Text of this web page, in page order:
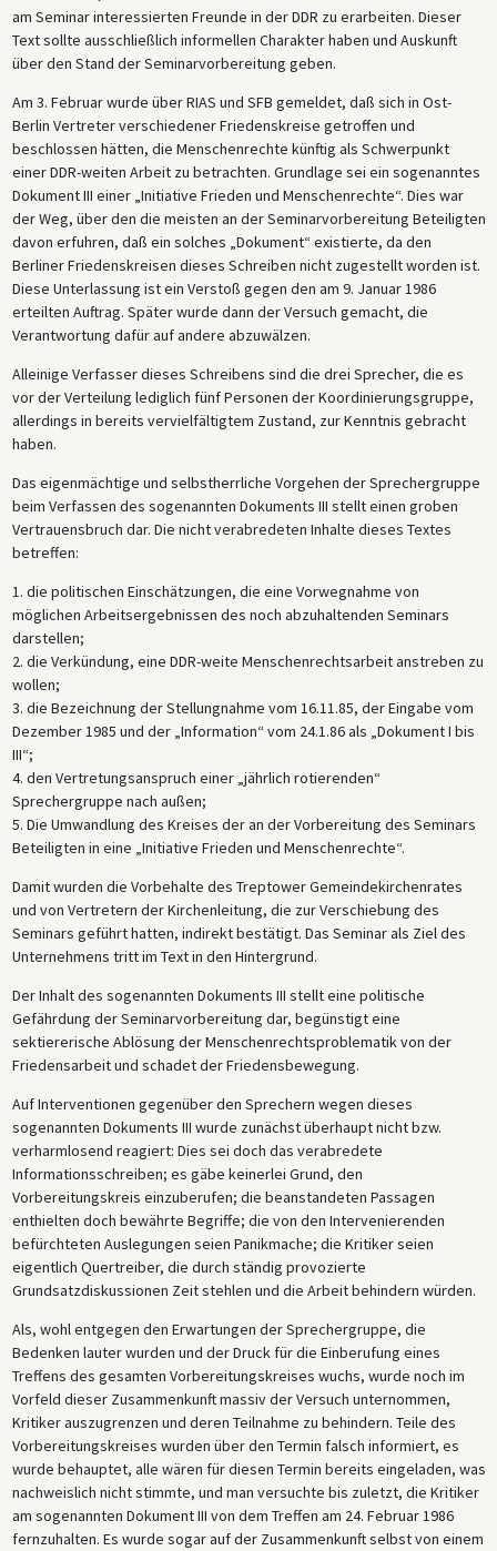
am Seminar interessierten Freunde in der DDR zu erarbeiten. Dieser
Text sollte ausschließlich informellen Charakter haben und Auskunft
über den Stand der Seminarvorbereitung geben.
Am 3. Februar wurde über RIAS und SFB gemeldet, daß sich in Ost-
Berlin Vertreter verschiedener Friedenskreise getroffen und
beschlossen hätten, die Menschenrechte künftig als Schwerpunkt
einer DDR-weiten Arbeit zu betrachten. Grundlage sei ein sogenanntes
Dokument III einer „Initiative Frieden und Menschenrechte“. Dies war
der Weg, über den die meisten an der Seminarvorbereitung Beteiligten
davon erfuhren, daß ein solches „Dokument“ existierte, da den
Berliner Friedenskreisen dieses Schreiben nicht zugestellt worden ist.
Diese Unterlassung ist ein Verstoß gegen den am 9. Januar 1986
erteilten Auftrag. Später wurde dann der Versuch gemacht, die
Verantwortung dafür auf andere abzuwälzen.
Alleinige Verfasser dieses Schreibens sind die drei Sprecher, die es
vor der Verteilung lediglich fünf Personen der Koordinierungsgruppe,
allerdings in bereits vervielfältigtem Zustand, zur Kenntnis gebracht
haben.
Das eigenmächtige und selbstherrliche Vorgehen der Sprechergruppe
beim Verfassen des sogenannten Dokuments III stellt einen groben
Vertrauensbruch dar. Die nicht verabredeten Inhalte dieses Textes
betreffen:
1. die politischen Einschätzungen, die eine Vorwegnahme von
möglichen Arbeitsergebnissen des noch abzuhaltenden Seminars
darstellen;
2. die Verkündung, eine DDR-weite Menschenrechtsarbeit anstreben zu
wollen;
3. die Bezeichnung der Stellungnahme vom 16.11.85, der Eingabe vom
Dezember 1985 und der „Information“ vom 24.1.86 als „Dokument I bis
III“;
4. den Vertretungsanspruch einer „jährlich rotierenden“
Sprechergruppe nach außen;
5. Die Umwandlung des Kreises der an der Vorbereitung des Seminars
Beteiligten in eine „Initiative Frieden und Menschenrechte“.
Damit wurden die Vorbehalte des Treptower Gemeindekirchenrates
und von Vertretern der Kirchenleitung, die zur Verschiebung des
Seminars geführt hatten, indirekt bestätigt. Das Seminar als Ziel des
Unternehmens tritt im Text in den Hintergrund.
Der Inhalt des sogenannten Dokuments III stellt eine politische
Gefährdung der Seminarvorbereitung dar, begünstigt eine
sektiererische Ablösung der Menschenrechtsproblematik von der
Friedensarbeit und schadet der Friedensbewegung.
Auf Interventionen gegenüber den Sprechern wegen dieses
sogenannten Dokuments III wurde zunächst überhaupt nicht bzw.
verharmlosend reagiert: Dies sei doch das verabredete
Informationsschreiben; es gäbe keinerlei Grund, den
Vorbereitungskreis einzuberufen; die beanstandeten Passagen
enthielten doch bewährte Begriffe; die von den Intervenierenden
befürchteten Auslegungen seien Panikmache; die Kritiker seien
eigentlich Quertreiber, die durch ständig provozierte
Grundsatzdiskussionen Zeit stehlen und die Arbeit behindern würden.
Als, wohl entgegen den Erwartungen der Sprechergruppe, die
Bedenken lauter wurden und der Druck für die Einberufung eines
Treffens des gesamten Vorbereitungskreises wuchs, wurde noch im
Vorfeld dieser Zusammenkunft massiv der Versuch unternommen,
Kritiker auszugrenzen und deren Teilnahme zu behindern. Teile des
Vorbereitungskreises wurden über den Termin falsch informiert, es
wurde behauptet, alle wären für diesen Termin bereits eingeladen, was
nachweislich nicht stimmte, und man versuchte bis zuletzt, die Kritiker
am sogenannten Dokument III von dem Treffen am 24. Februar 1986
fernzuhalten. Es wurde sogar auf der Zusammenkunft selbst von einem